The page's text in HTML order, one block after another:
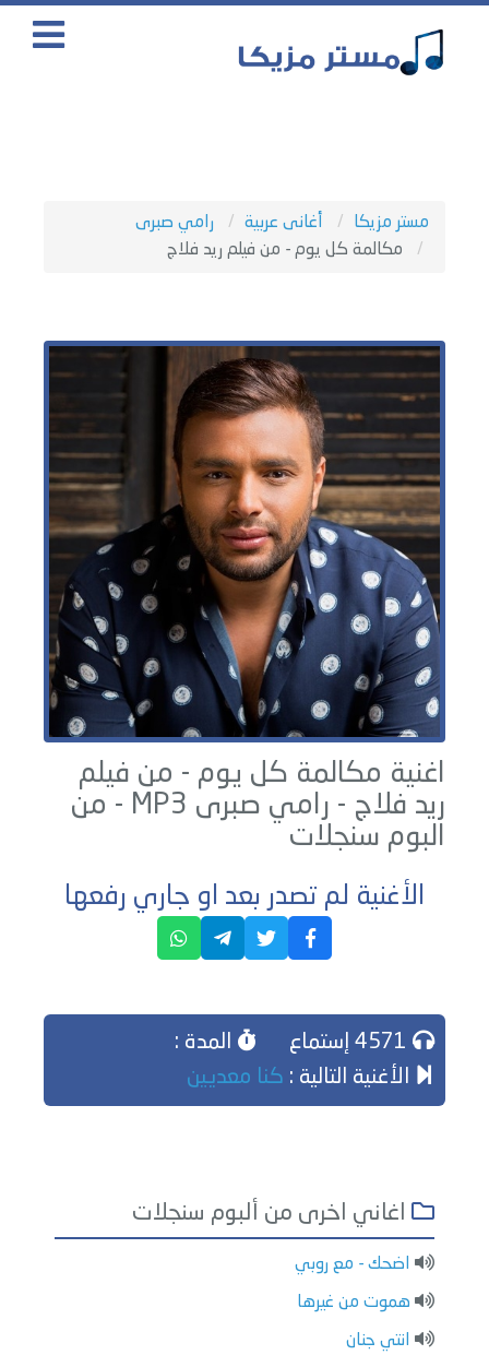
مستر مزيكا أغانى عربية
رامي صبرى
مكالمة كل يوم - من فيلم ريد فلاج
اغنية مكالمة كل يوم - من فيلم
ريد فلاج - رامي صبرى
MP3 - من
البوم سنجلات
الأغنية لم تصدر بعد او جاري رفعها
حاليا
المدة :
الأغنية التالية : كنا معديين
اغاني اخرى من ألبوم سنجلات
اضحك - مع روبي
هموت من غيرها
انتي جنان